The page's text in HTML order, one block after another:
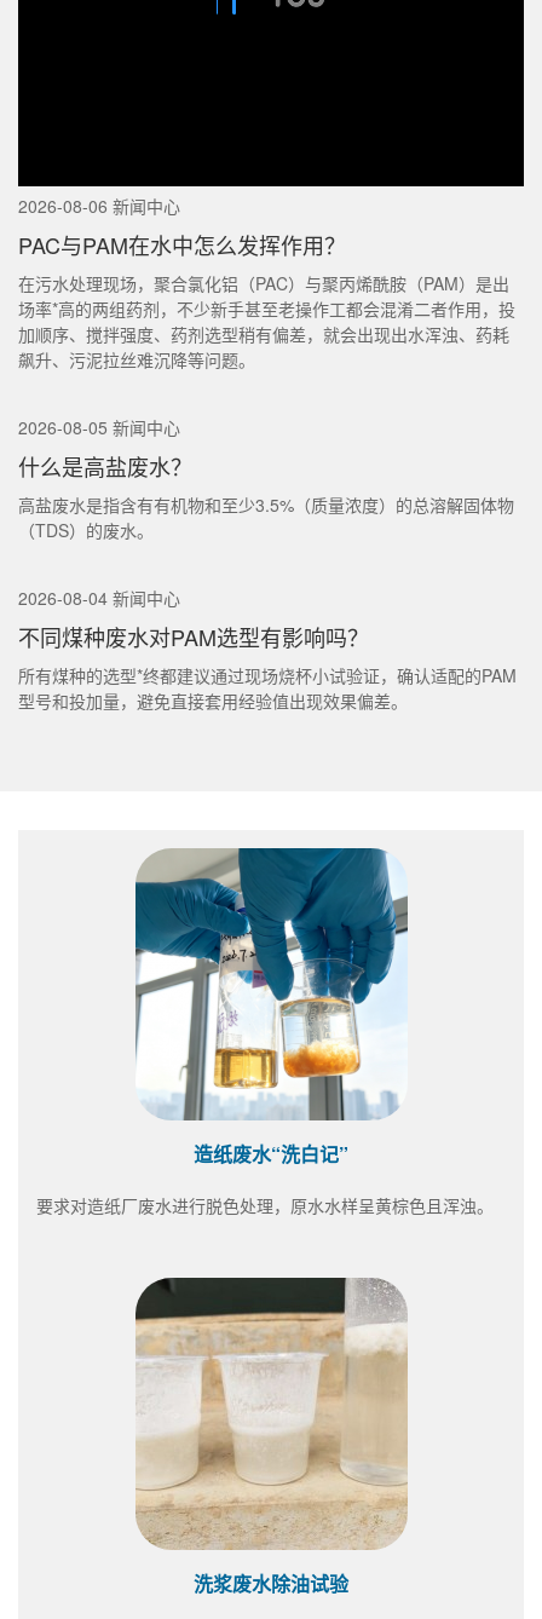
2026-08-06 新闻中心
PAC与PAM在水中怎么发挥作用？
在污水处理现场，聚合氯化铝（PAC）与聚丙烯酰胺（PAM）是出
场率*高的两组药剂，不少新手甚至老操作工都会混淆二者作用，投
加顺序、搅拌强度、药剂选型稍有偏差，就会出现出水浑浊、药耗
飙升、污泥拉丝难沉降等问题。
2026-08-05 新闻中心
什么是高盐废水？
高盐废水是指含有有机物和至少3.5%（质量浓度）的总溶解固体物
（TDS）的废水。
2026-08-04 新闻中心
不同煤种废水对PAM选型有影响吗？
所有煤种的选型*终都建议通过现场烧杯小试验证，确认适配的PAM
型号和投加量，避免直接套用经验值出现效果偏差。
造纸废水“洗白记”
要求对造纸厂废水进行脱色处理，原水水样呈黄棕色且浑浊。
洗浆废水除油试验